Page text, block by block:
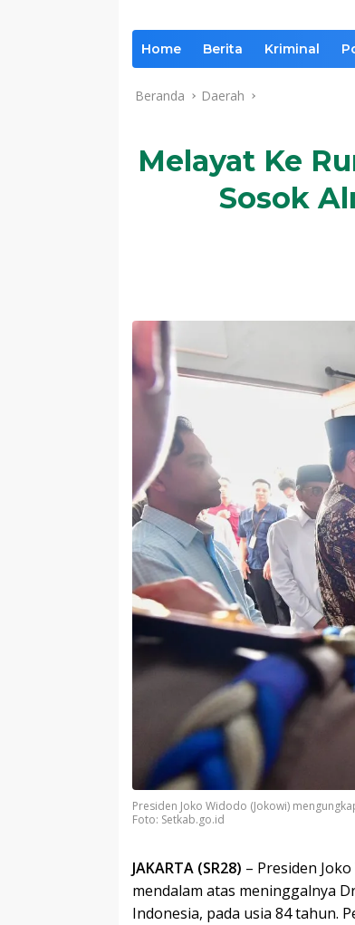
Home Berita Kriminal
Beranda Daerah
Melayat Ke
Sosok
Komentar
Presiden Joko Widodo (Jokowi)
Foto: Setkab.go.id
JAKARTA (SR28) – Presiden
mendalam atas meninggalnya
Indonesia, pada usia 84 tahun.